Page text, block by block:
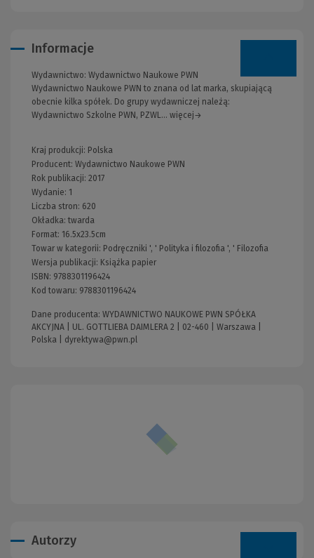
Informacje
Wydawnictwo: Wydawnictwo Naukowe PWN
Wydawnictwo Naukowe PWN to znana od lat marka, skupiającą
obecnie kilka spółek. Do grupy wydawniczej należą:
Wydawnictwo Szkolne PWN, PZWL... więcej→
Kraj produkcji: Polska
Producent: Wydawnictwo Naukowe PWN
Rok publikacji: 2017
Wydanie: 1
Liczba stron: 620
Okładka:twarda
Format: 16.5x23.5cm
Towar w kategorii: Podręczniki ', ' Polityka i filozofia ', ' Filozofia
Wersja publikacji: Książka papier
ISBN: 9788301196424
Kod towaru: 9788301196424
Dane producenta: WYDAWNICTWO NAUKOWE PWN SPÓŁKA
AKCYJNA | UL. GOTTLIEBA DAIMLERA 2 | 02-460 | Warszawa |
Polska | dyrektywa@pwn.pl
Autorzy